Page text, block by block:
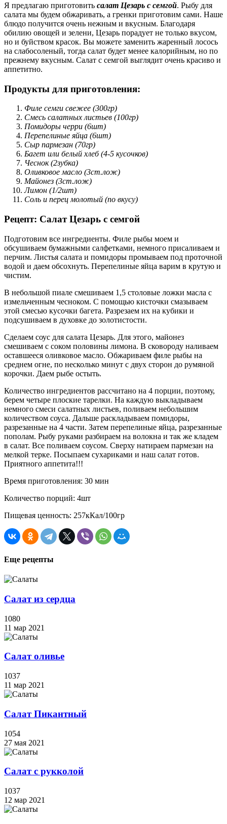
Я предлагаю приготовить салат Цезарь с семгой. Рыбу для
салата мы будем обжаривать, а гренки приготовим сами. Наше
блюдо получится очень нежным и вкусным. Благодаря
обилию овощей и зелени, Цезарь порадует не только вкусом,
но и буйством красок. Вы можете заменить жаренный лосось
на слабосоленый, тогда салат будет менее калорийным, но по
прежнему вкусным. Салат с семгой выглядит очень красиво и
аппетитно.
Продукты для приготовления:
Филе семги свежее (300гр)
Смесь салатных листьев (100гр)
Помидоры черри (6шт)
Перепелиные яйца (6шт)
Сыр пармезан (70гр)
Багет или белый хлеб (4-5 кусочков)
Чеснок (2зубка)
Оливковое масло (3ст.лож)
Майонез (3ст.лож)
Лимон (1/2шт)
Соль и перец молотый (по вкусу)
Рецепт: Салат Цезарь с семгой
Подготовим все ингредиенты. Филе рыбы моем и
обсушиваем бумажными салфетками, немного присаливаем и
перчим. Листья салата и помидоры промываем под проточной
водой и даем обсохнуть. Перепелиные яйца варим в крутую и
чистим.
В небольшой пиале смешиваем 1,5 столовые ложки масла с
измельченным чесноком. С помощью кисточки смазываем
этой смесью кусочки багета. Разрезаем их на кубики и
подсушиваем в духовке до золотистости.
Сделаем соус для салата Цезарь. Для этого, майонез
смешиваем с соком половины лимона. В сковороду наливаем
оставшееся оливковое масло. Обжариваем филе рыбы на
среднем огне, по несколько минут с двух сторон до румяной
корочки. Даем рыбе остыть.
Количество ингредиентов рассчитано на 4 порции, поэтому,
берем четыре плоские тарелки. На каждую выкладываем
немного смеси салатных листьев, поливаем небольшим
количеством соуса. Дальше раскладываем помидоры,
разрезанные на 4 части. Затем перепелиные яйца, разрезанные
пополам. Рыбу руками разбираем на волокна и так же кладем
в салат. Все поливаем соусом. Сверху натираем пармезан на
мелкой терке. Посыпаем сухариками и наш салат готов.
Приятного аппетита!!!
Время приготовления: 30 мин
Количество порций: 4шт
Пищевая ценность: 257кКал/100гр
Еще рецепты
Салат из сердца
1080
11 мар 2021
Салат оливье
1037
11 мар 2021
Салат Пикантный
1054
27 мая 2021
Салат с рукколой
1037
12 мар 2021